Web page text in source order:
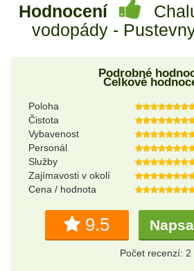
Hodnocení
vodopády -
Podrobné
Celkové
Poloha
Čistota
Vybavenost
Personál
Služby
Zajímavosti v okolí
Cena / hodnota
9.5
Počet recenzí: 2